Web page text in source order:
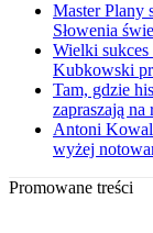
Master Plany
Słowenia
Wielki
Kubkowski
Tam, gdzie
zapraszają
Antoni
wyżej
Promowane treści